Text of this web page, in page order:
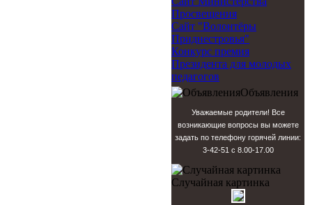
Просвещения
Сайт "Волонтёры
Приднестровья"
Конкурс премия
Президента для молодых
педагогов
Объявления
Уважаемые родители! Все
возникающие вопросы вы можете
задать по телефону горячей линии:
3-42-51 с 8.00-17.00
Случайная картинка